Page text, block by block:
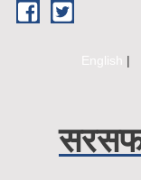
Skip to main content
English